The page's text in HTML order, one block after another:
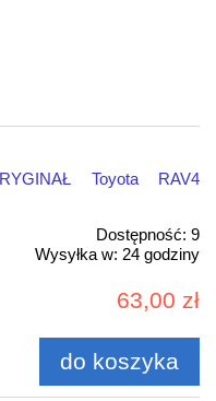
Toyota RAV4
Dostępność: 9
Wysyłka w: 24 godziny
63,00 zł
do koszyka